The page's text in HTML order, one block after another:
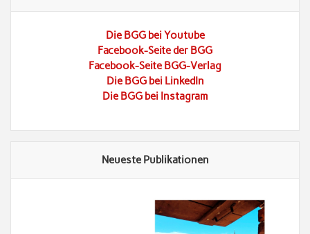
Die BGG bei Youtube
Facebook-Seite der BGG
Facebook-Seite BGG-Verlag
Die BGG bei LinkedIn
Die BGG bei Instagram
Neueste Publikationen